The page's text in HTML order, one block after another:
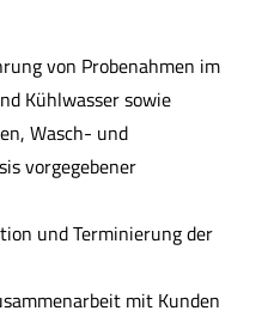
von Probenahmen im
Kühlwasser sowie
Wasch- und
vorgegebener
und Terminierung der
mit Kunden